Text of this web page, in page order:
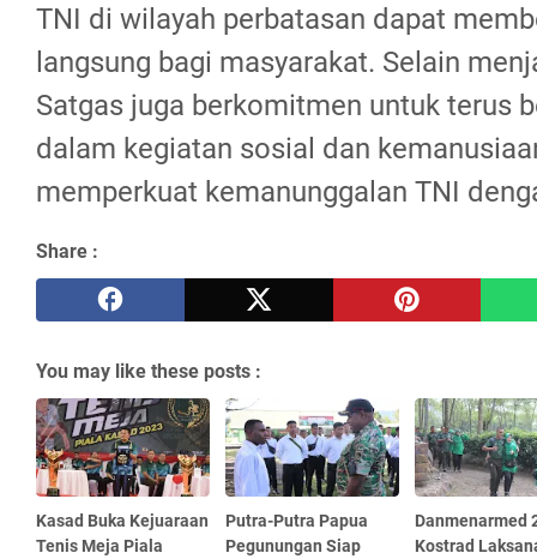
TNI di wilayah perbatasan dapat
langsung bagi masyarakat. Selain
Satgas juga berkomitmen untuk terus
dalam kegiatan sosial dan
memperkuat kemanunggalan TNI
Share :
You may like these posts :
Kasad Buka Kejuaraan
Tenis Meja Piala
Putra-Putra Papua
Pegunungan Siap
Danmenarmed
Kostrad